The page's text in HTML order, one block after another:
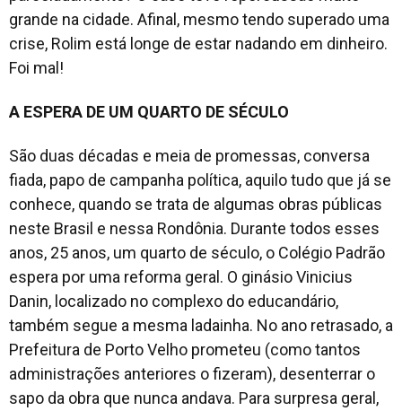
grande na cidade. Afinal, mesmo tendo superado uma
crise, Rolim está longe de estar nadando em dinheiro.
Foi mal!
A ESPERA DE UM QUARTO DE SÉCULO
São duas décadas e meia de promessas, conversa
fiada, papo de campanha política, aquilo tudo que já se
conhece, quando se trata de algumas obras públicas
neste Brasil e nessa Rondônia. Durante todos esses
anos, 25 anos, um quarto de século, o Colégio Padrão
espera por uma reforma geral. O ginásio Vinicius
Danin, localizado no complexo do educandário,
também segue a mesma ladainha. No ano retrasado, a
Prefeitura de Porto Velho prometeu (como tantos
administrações anteriores o fizeram), desenterrar o
sapo da obra que nunca andava. Para surpresa geral,